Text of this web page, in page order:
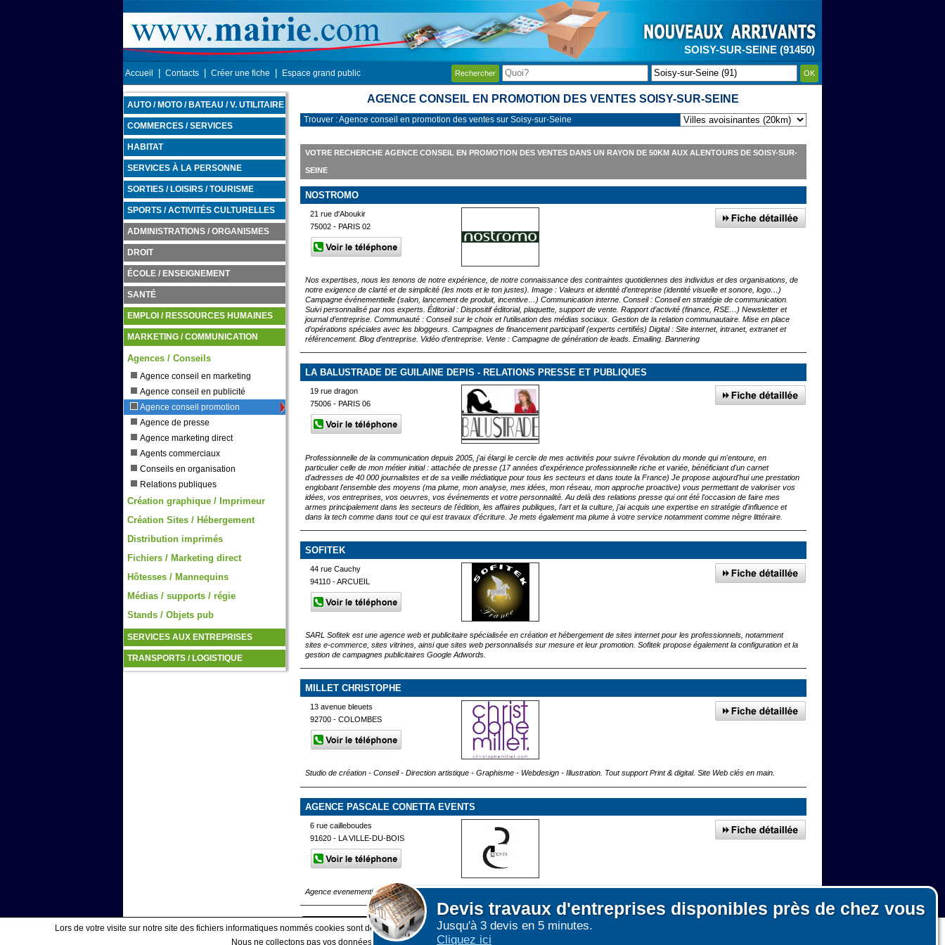
SOISY-SUR-SEINE (91450)
Accueil Contacts Créer une fiche Espace grand public Rechercher OK
AUTO / MOTO / BATEAU / V. UTILITAIRE
COMMERCES / SERVICES
HABITAT
SERVICES À LA PERSONNE
SORTIES / LOISIRS / TOURISME
SPORTS / ACTIVITÉS CULTURELLES
ADMINISTRATIONS / ORGANISMES
DROIT
ÉCOLE / ENSEIGNEMENT
SANTÉ
EMPLOI / RESSOURCES HUMAINES
MARKETING / COMMUNICATION
Agences / Conseils
Agence conseil en marketing
Agence conseil en publicité
Agence conseil promotion
Agence de presse
Agence marketing direct
Agents commerciaux
Conseils en organisation
Relations publiques
Création graphique / Imprimeur
Création Sites / Hébergement
Distribution imprimés
Fichiers / Marketing direct
Hôtesses / Mannequins
Médias / supports / régie
Stands / Objets pub
SERVICES AUX ENTREPRISES
TRANSPORTS / LOGISTIQUE
AGENCE CONSEIL EN PROMOTION DES VENTES SOISY-SUR-SEINE
Devis travaux d'entreprises disponibles près de chez vous
Jusqu'à 3 devis en 5 minutes.
Cliquez ici
Trouver : Agence conseil en promotion des ventes sur Soisy-sur-Seine
VOTRE RECHERCHE AGENCE CONSEIL EN PROMOTION DES VENTES DANS UN RAYON DE 50KM AUX ALENTOURS DE SOISY-SUR-
SEINE
NOSTROMO
21 rue d'Aboukir
75002 - PARIS 02
Nos expertises, nous les tenons de notre expérience, de notre connaissance des contraintes quotidiennes des individus et des organisations, de
notre exigence de clarté et de simplicité (les mots et le ton justes). Image : Valeurs et identité d’entreprise (identité visuelle et sonore, logo…)
Campagne événementielle (salon, lancement de produit, incentive…) Communication interne. Conseil : Conseil en stratégie de communication.
Suivi personnalisé par nos experts. Éditorial : Dispositif éditorial, plaquette, support de vente. Rapport d’activité (finance, RSE…) Newsletter et
journal d’entreprise. Communauté : Conseil sur le choix et l’utilisation des médias sociaux. Gestion de la relation communautaire. Mise en place
d’opérations spéciales avec les bloggeurs. Campagnes de financement participatif (experts certifiés) Digital : Site internet, intranet, extranet et
référencement. Blog d’entreprise. Vidéo d’entreprise. Vente : Campagne de génération de leads. Emailing. Bannering
LA BALUSTRADE DE GUILAINE DEPIS - RELATIONS PRESSE ET PUBLIQUES
19 rue dragon
75006 - PARIS 06
Professionnelle de la communication depuis 2005, j'ai élargi le cercle de mes activités pour suivre l'évolution du monde qui m'entoure, en
particulier celle de mon métier initial : attachée de presse (17 années d'expérience professionnelle riche et variée, bénéficiant d'un carnet
d'adresses de 40 000 journalistes et de sa veille médiatique pour tous les secteurs et dans toute la France) Je propose aujourd'hui une prestation
englobant l'ensemble des moyens (ma plume, mon analyse, mes idées, mon réseau, mon approche proactive) vous permettant de valoriser vos
idées, vos entreprises, vos oeuvres, vos événements et votre personnalité. Au delà des relations presse qui ont été l'occasion de faire mes
armes principalement dans les secteurs de l'édition, les affaires publiques, l'art et la culture, j'ai acquis une expertise en stratégie d'influence et
dans la tech comme dans tout ce qui est travaux d'écriture. Je mets également ma plume à votre service notamment comme nègre littéraire.
SOFITEK
44 rue Cauchy
94110 - ARCUEIL
SARL Sofitek est une agence web et publicitaire spécialisée en création et hébergement de sites internet pour les professionnels, notamment
sites e-commerce, sites vitrines, ainsi que sites web personnalisés sur mesure et leur promotion. Sofitek propose également la configuration et la
gestion de campagnes publicitaires Google Adwords.
MILLET CHRISTOPHE
13 avenue bleuets
92700 - COLOMBES
Studio de création - Conseil - Direction artistique - Graphisme - Webdesign - Illustration. Tout support Print & digital. Site Web clés en main.
AGENCE PASCALE CONETTA EVENTS
6 rue cailleboudes
91620 - LA VILLE-DU-BOIS
Agence evenementielle Organisation d'evenements pour les villes, les CE Créations de concepts evenementiels
Afficher plus de prestataires dans un rayon de 50km autour de Soisy-sur-Seine
Lors de votre visite sur notre site des fichiers informatiques nommés cookies sont déposés sur votre terminal. Ces cookies sont utilisés pour la navigation, le fonctionnement du site et les mesures d'audience pour l'éditeur.
Nous ne collectons pas vos données personnelles au travers des cookies à des fins publicitaires ni pour nous ni pour des tiers.